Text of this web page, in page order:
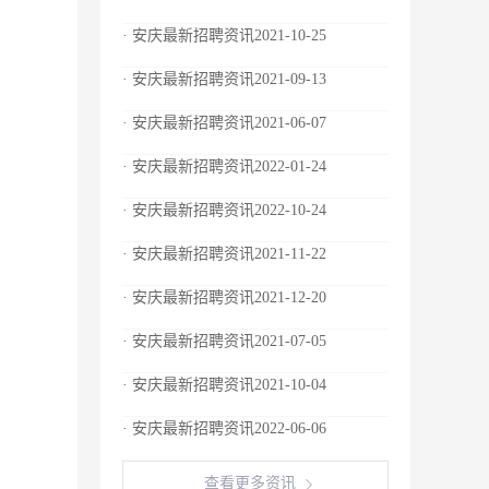
· 安庆最新招聘资讯2021-10-25
· 安庆最新招聘资讯2021-09-13
· 安庆最新招聘资讯2021-06-07
· 安庆最新招聘资讯2022-01-24
· 安庆最新招聘资讯2022-10-24
· 安庆最新招聘资讯2021-11-22
· 安庆最新招聘资讯2021-12-20
· 安庆最新招聘资讯2021-07-05
· 安庆最新招聘资讯2021-10-04
· 安庆最新招聘资讯2022-06-06
查看更多资讯